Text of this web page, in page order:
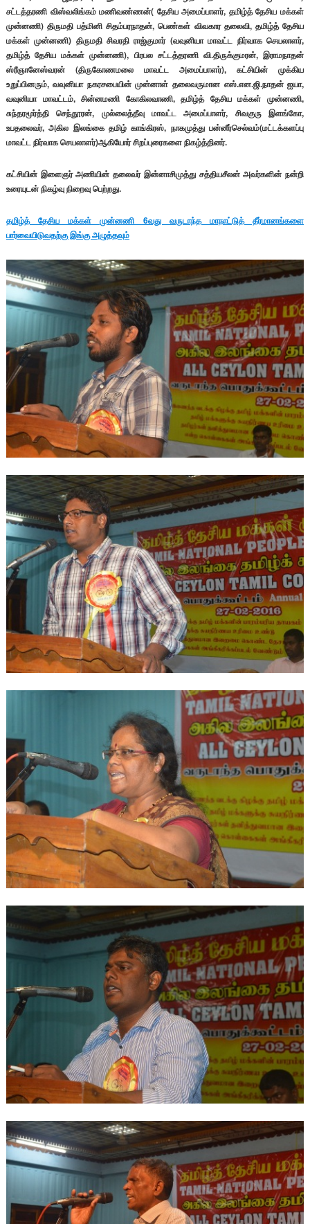
சட்டத்தரணி விஸ்வலிங்கம் மணிவண்ணன்( தேசிய அமைப்பாளர், தமிழ்த் தேசிய மக்கள்
முன்னணி) திருமதி பத்மினி சிதம்பரநாதன், பெண்கள் விவகார தலைவி, தமிழ்த் தேசிய
மக்கள் முன்னணி) திருமதி சிவரதி ராஜ்குமார் (வவுனியா மாவட்ட நிர்வாக செயலாளர்,
தமிழ்த் தேசிய மக்கள் முன்னணி), பிரபல சட்டத்தரணி வி.திருக்குமரன், இராமநாதன்
ஸ்ரீஞானேஸ்வரன் (திருகோணமலை மாவட்ட அமைப்பாளர்), கட்சியின் முக்கிய
உறுப்பினரும், வவுனியா நகரசபையின் முன்னாள் தலைவருமான எஸ்.என.ஜி.நாதன் ஐயா,
வவுனியா மாவட்டம், சின்னமணி கோகிலவாணி, தமிழ்த் தேசிய மக்கள் முன்னணி,
சுந்தரமூர்த்தி செந்தூரன், முல்லைத்தீவு மாவட்ட அமைப்பாளர், சிவகுரு இளங்கோ,
உபதலைவர், அகில இலங்கை தமிழ் காங்கிரஸ், நாகமுத்து பன்னீர்செல்வம்(மட்டக்களப்பு
மாவட்ட நிர்வாக செயலாளர்)ஆகியோர் சிறப்புரைகளை நிகழ்த்தினர்.
கட்சியின் இளைஞர் அணியின் தலைவர் இன்னாசிமுத்து சத்தியசீலன் அவர்களின் நன்றி
உரையுடன் நிகழ்வு நிறைவு பெற்றது.
தமிழ்த் தேசிய மக்கள் முன்னணி 6வது வருடாந்த மாநாட்டுத் தீர்மானங்களை
பார்வையிடுவதற்கு இங்கு அழுத்தவும்